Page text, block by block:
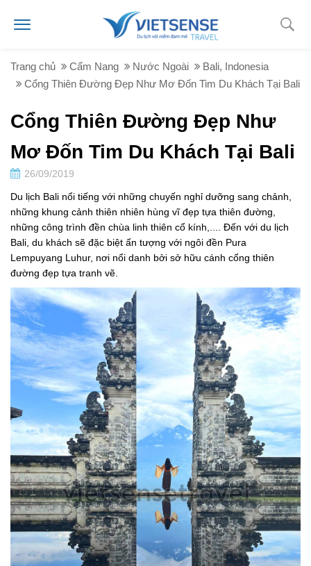
Trang chủ Cẩm Nang Nước Ngoài
Bali, Indonesia
Cổng Thiên Đường Đẹp Như Mơ Đốn Tim Du Khách Tại Bali
Cổng Thiên Đường Đẹp Như
Mơ Đốn Tim Du Khách Tại Bali
26/09/2019
Du lịch Bali nổi tiếng với những chuyến nghỉ dưỡng sang chảnh,
những khung cảnh thiên nhiên hùng vĩ đẹp tựa thiên đường,
những công trình đền chùa linh thiên cổ kính,.... Đến với du lịch
Bali, du khách sẽ đặc biệt ấn tượng với ngôi đền Pura
Lempuyang Luhur, nơi nổi danh bởi sở hữu cánh cổng thiên
đường đẹp tựa tranh vẽ.